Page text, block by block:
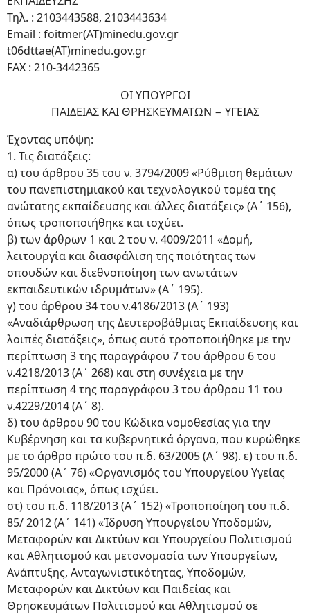
Τηλ. : 2103443588, 2103443634
Email : foitmer(ΑΤ)minedu.gov.gr
t06dttae(ΑΤ)minedu.gov.gr
FAX : 210-3442365
ΟΙ ΥΠΟΥΡΓΟΙ
ΠΑΙΔΕΙΑΣ ΚΑΙ ΘΡΗΣΚΕΥΜΑΤΩΝ − ΥΓΕΙΑΣ
Έχοντας υπόψη:
1. Τις διατάξεις:
α) του άρθρου 35 του ν. 3794/2009 «Ρύθμιση θεμάτων
του πανεπιστημιακού και τεχνολογικού τομέα της
ανώτατης εκπαίδευσης και άλλες διατάξεις» (Α΄ 156),
όπως τροποποιήθηκε και ισχύει.
β) των άρθρων 1 και 2 του ν. 4009/2011 «Δομή,
λειτουργία και διασφάλιση της ποιότητας των
σπουδών και διεθνοποίηση των ανωτάτων
εκπαιδευτικών ιδρυμάτων» (Α΄ 195).
γ) του άρθρου 34 του ν.4186/2013 (Α΄ 193)
«Αναδιάρθρωση της Δευτεροβάθμιας Εκπαίδευσης και
λοιπές διατάξεις», όπως αυτό τροποποιήθηκε με την
περίπτωση 3 της παραγράφου 7 του άρθρου 6 του
ν.4218/2013 (Α΄ 268) και στη συνέχεια με την
περίπτωση 4 της παραγράφου 3 του άρθρου 11 του
ν.4229/2014 (Α΄ 8).
δ) του άρθρου 90 του Κώδικα νομοθεσίας για την
Κυβέρνηση και τα κυβερνητικά όργανα, που κυρώθηκε
με το άρθρο πρώτο του π.δ. 63/2005 (Α΄ 98). ε) του π.δ.
95/2000 (Α΄ 76) «Οργανισμός του Υπουργείου Υγείας
και Πρόνοιας», όπως ισχύει.
στ) του π.δ. 118/2013 (Α΄ 152) «Τροποποίηση του π.δ.
85/ 2012 (Α΄ 141) «Ίδρυση Υπουργείου Υποδομών,
Μεταφορών και Δικτύων και Υπουργείου Πολιτισμού
και Αθλητισμού και μετονομασία των Υπουργείων,
Ανάπτυξης, Ανταγωνιστικότητας, Υποδομών,
Μεταφορών και Δικτύων και Παιδείας και
Θρησκευμάτων Πολιτισμού και Αθλητισμού σε